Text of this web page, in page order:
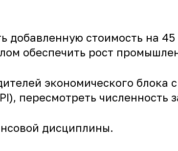
добавленную стоимость на
обеспечить рост
экономического
пересмотреть численность
дисциплины.